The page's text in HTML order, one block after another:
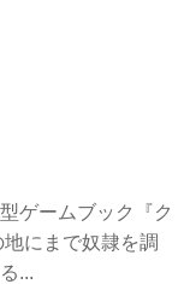
ゲームブック『ク
にまで奴隷を調
...